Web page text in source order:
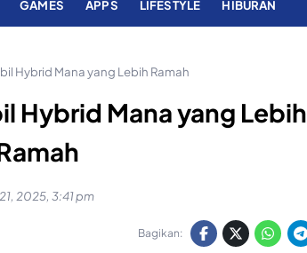
GAMES APPS LIFESTYLE HIBURAN
Hybrid Mana yang Lebih Ramah
Hybrid Mana yang Lebih
2025, 3:41 pm
Bagikan: